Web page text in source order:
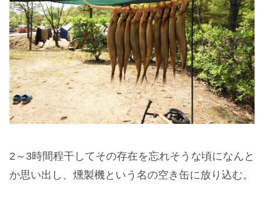
2～3時間程干してその存在を忘れそうな頃になんと
か思い出し、燻製機という名の空き缶に放り込む。